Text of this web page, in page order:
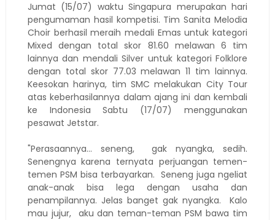
Jumat (15/07) waktu Singapura merupakan hari
pengumaman hasil kompetisi. Tim Sanita Melodia
Choir berhasil meraih medali Emas untuk kategori
Mixed dengan total skor 81.60 melawan 6 tim
lainnya dan mendali Silver untuk kategori Folklore
dengan total skor 77.03 melawan 11 tim lainnya.
Keesokan harinya, tim SMC melakukan City Tour
atas keberhasilannya dalam ajang ini dan kembali
ke Indonesia Sabtu (17/07) menggunakan
pesawat Jetstar.
"Perasaannya... seneng, gak nyangka, sedih.
Senengnya karena ternyata perjuangan temen-
temen PSM bisa terbayarkan. Seneng juga ngeliat
anak-anak bisa lega dengan usaha dan
penampilannya. Jelas banget gak nyangka. Kalo
mau jujur, aku dan teman-teman PSM bawa tim